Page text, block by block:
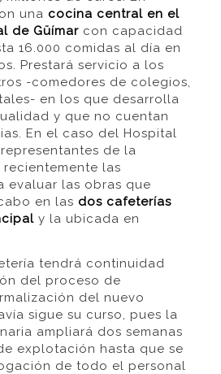
una cocina central en el
de Güímarcon capacidad
16.000 comidas al día en
Prestará servicio a los
-comedores de colegios,
en los que desarrolla
y que no cuentan
En el caso del Hospital
de la
las
evaluar las obras que
en las dos cafeterías
y la ubicada en
tendrá continuidad
del proceso de
del nuevo
sigue su curso, pues la
ampliará dos semanas
explotación hasta que se
de todo el personal